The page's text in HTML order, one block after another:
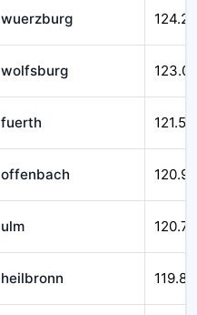
wuerzburg
wolfsburg
fuerth
offenbach
ulm
heilbronn